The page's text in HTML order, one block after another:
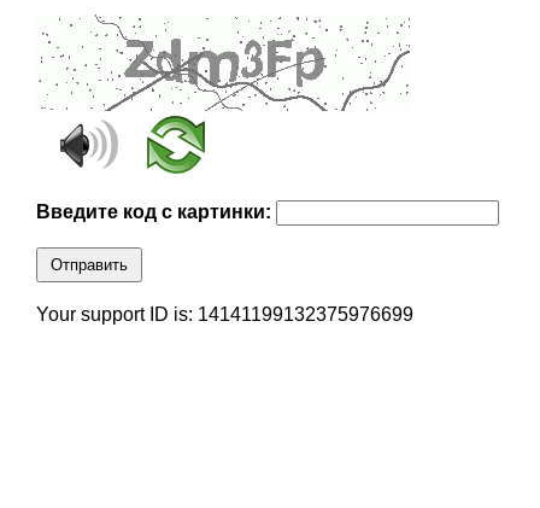
Введите код с картинки:
Отправить
Your support ID is: 14141199132375976699